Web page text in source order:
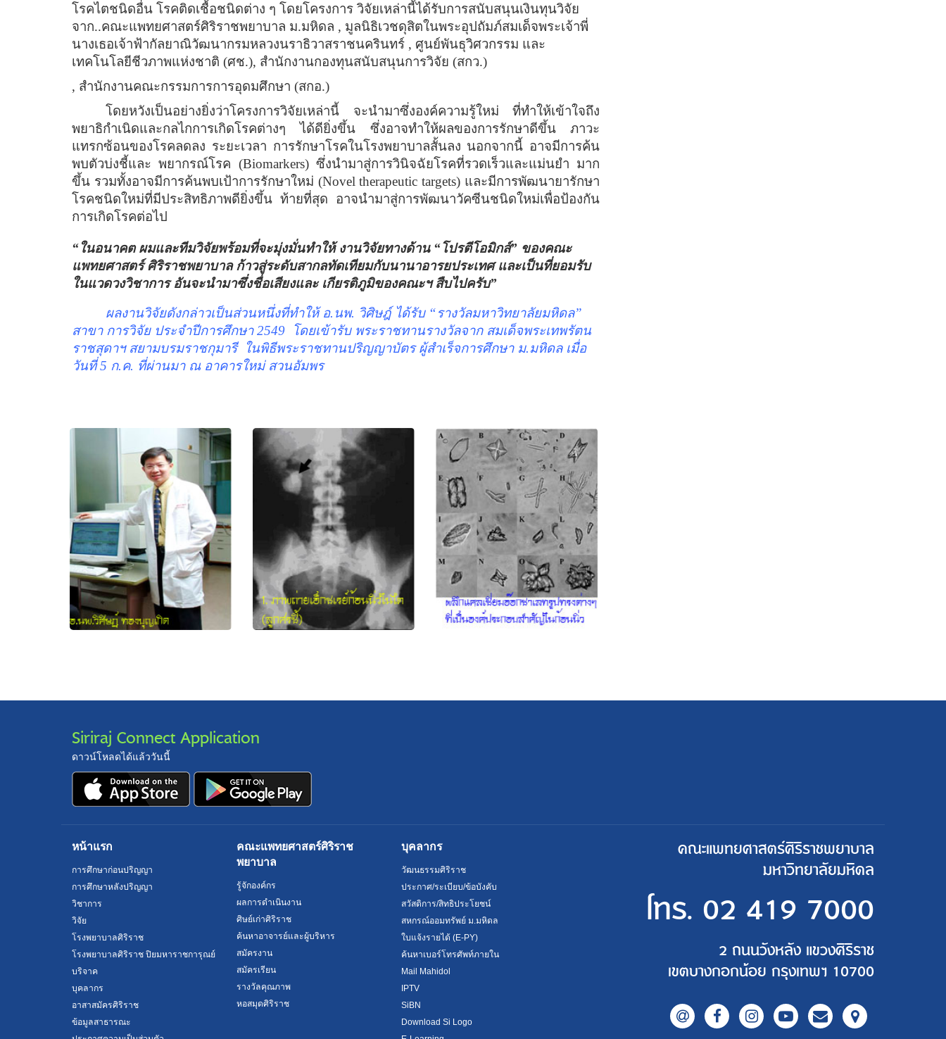
โรคไตชนิดอื่น โรคติดเชื้อชนิดต่าง ๆ โดยโครงการ วิจัยเหล่านี้ได้รับการสนับสนุนเงินทุนวิจัย
จาก..คณะแพทยศาสตร์ศิริราชพยาบาล ม.มหิดล , มูลนิธิเวชดุสิตในพระอุปถัมภ์สมเด็จพระเจ้าพี่
นางเธอเจ้าฟ้ากัลยาณิวัฒนากรมหลวงนราธิวาสราชนครินทร์ , ศูนย์พันธุวิศวกรรม และ
เทคโนโลยีชีวภาพแห่งชาติ (ศช.), สำนักงานกองทุนสนับสนุนการวิจัย (สกว.)
, สำนักงานคณะกรรมการการอุดมศึกษา (สกอ.)
โดยหวังเป็นอย่างยิ่งว่าโครงการวิจัยเหล่านี้ จะนำมาซึ่งองค์ความรู้ใหม่ ที่ทำให้เข้าใจถึง
พยาธิกำเนิดและกลไกการเกิดโรคต่างๆ ได้ดียิ่งขึ้น ซึ่งอาจทำให้ผลของการรักษาดีขึ้น ภาวะ
แทรกซ้อนของโรคลดลง ระยะเวลา การรักษาโรคในโรงพยาบาลสั้นลง นอกจากนี้ อาจมีการค้น
พบตัวบ่งชี้และ พยากรณ์โรค (Biomarkers) ซึ่งนำมาสู่การวินิจฉัยโรคที่รวดเร็วและแม่นยำ มาก
ขึ้น รวมทั้งอาจมีการค้นพบเป้าการรักษาใหม่ (Novel therapeutic targets) และมีการพัฒนายารักษา
โรคชนิดใหม่ที่มีประสิทธิภาพดียิ่งขึ้น ท้ายที่สุด อาจนำมาสู่การพัฒนาวัคซีนชนิดใหม่เพื่อป้องกัน
การเกิดโรคต่อไป
“ในอนาคต ผมและทีมวิจัยพร้อมที่จะมุ่งมั่นทำให้ งานวิจัยทางด้าน“โปรตีโอมิกส์” ของคณะ
แพทยศาสตร์ ศิริราชพยาบาล ก้าวสู่ระดับสากลทัดเทียมกับนานาอารยประเทศ และเป็นที่ยอมรับ
ในแวดวงวิชาการ อันจะนำมาซึ่งชื่อเสียงและ เกียรติภูมิของคณะฯ สืบไปครับ”
ผลงานวิจัยดังกล่าวเป็นส่วนหนึ่งที่ทำให้ อ. นพ. วิศิษฎ์ ได้รับ“รางวัลมหาวิทยาลัยมหิดล”
สาขา การวิจัย ประจำปีการศึกษา2549
โดยเข้ารับ พระราชทานรางวัลจาก สมเด็จพระเทพรัตน
ราชสุดาฯ สยามบรมราชกุมารี
ในพิธีพระราชทานปริญญาบัตร ผู้สำเร็จการศึกษา ม.มหิดล เมื่อ
วันที่5 ก.ค. ที่ผ่านมา ณ อาคารใหม่ สวนอัมพร
Siriraj Connect Application
ดาวน์โหลดได้แล้ววันนี้
หน้าแรก
การศึกษาก่อนปริญญา
การศึกษาหลังปริญญา
วิชาการ
วิจัย
โรงพยาบาลศิริราช
โรงพยาบาลศิริราช ปิยมหาราชการุณย์
บริจาค
บุคลากร
อาสาสมัครศิริราช
ข้อมูลสาธารณะ
คณะแพทยศาสตร์ศิริราช
พยาบาล
รู้จักองค์กร
ผลการดำเนินงาน
ศิษย์เก่าศิริราช
ค้นหาอาจารย์และผู้บริหาร
สมัครงาน
สมัครเรียน
รางวัลคุณภาพ
หอสมุดศิริราช
บุคลากร
วัฒนธรรมศิริราช
ประกาศ/ระเบียบ/ข้อบังคับ
สวัสดิการ/สิทธิประโยชน์
สหกรณ์ออมทรัพย์ ม.มหิดล
ใบแจ้งรายได้ (E-PY)
ค้นหาเบอร์โทรศัพท์ภายใน
Mail Mahidol
IPTV
SiBN
Download Si Logo
คณะแพทยศาสตร์ศิริราชพยาบาล
มหาวิทยาลัยมหิดล
โทร. 02 419 7000
2 ถนนวังหลัง แขวงศิริราช
เขตบางกอกน้อย กรุงเทพฯ 10700